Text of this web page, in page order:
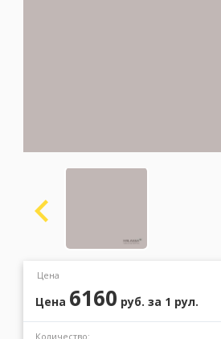
Заказать
Цена
Цена 6160 руб. за 1 рул.
Количество: